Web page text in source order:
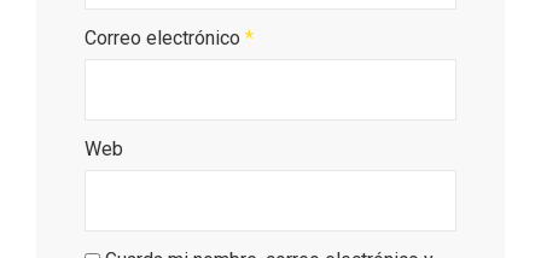
Correo electrónico *
Web